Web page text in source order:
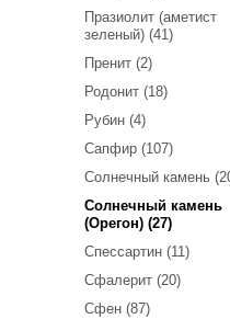
Празиолит (аметист
зеленый) (41)
Пренит (2)
Родонит (18)
Рубин (4)
Сапфир (107)
Солнечный камень
Солнечный камень
(Орегон) (27)
Спессартин (11)
Сфалерит (20)
Сфен (87)